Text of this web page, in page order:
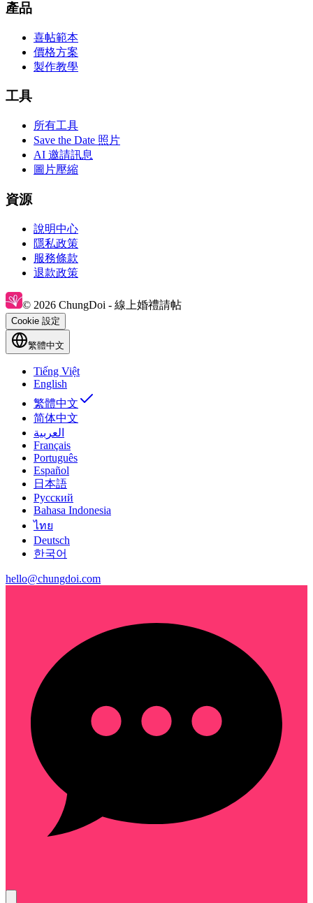
產品
喜帖範本
價格方案
製作教學
工具
所有工具
Save the Date 照片
AI 邀請訊息
圖片壓縮
資源
說明中心
隱私政策
服務條款
退款政策
© 2026 ChungDoi - 線上婚禮請帖
Cookie 設定
繁體中文
Tiếng Việt
English
繁體中文
简体中文
العربية
Français
Português
Español
日本語
Русский
Bahasa Indonesia
ไทย
Deutsch
한국어
hello@chungdoi.com